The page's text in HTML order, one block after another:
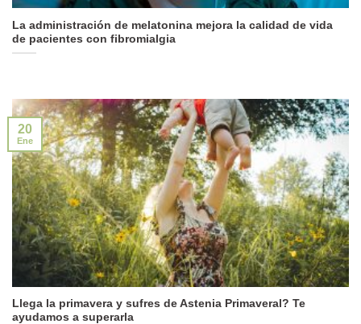
La administración de melatonina mejora la calidad de vida
de pacientes con fibromialgia
Llega la primavera y sufres de Astenia Primaveral? Te
ayudamos a superarla
20
Ene